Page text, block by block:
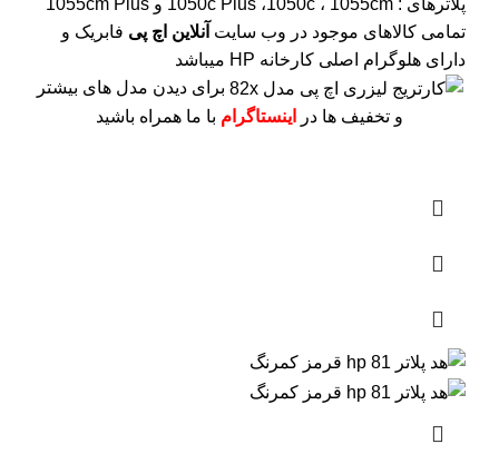
پلاترهای : 1050c Plus ،1050c ، 1055cm و 1055cm Plus
تمامی کالاهای موجود در وب سایت آنلاین اچ پی فابریک و
دارای هلوگرام اصلی کارخانه HP میباشد
برای دیدن مدل های بیشتر
و تخفیف ها در
اینستاگرام با ما همراه باشید